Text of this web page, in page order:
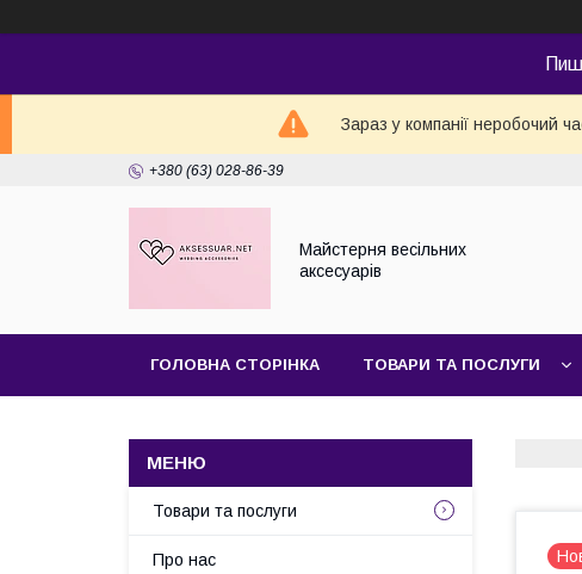
Зараз у компанії неробочий
+380 (63) 028-86-39
Майстерня веcільних
аксесуарів
ГОЛОВНА СТОРІНКА ТОВАРИ ТА ПОСЛУГИ
Товари та послуги
Про нас